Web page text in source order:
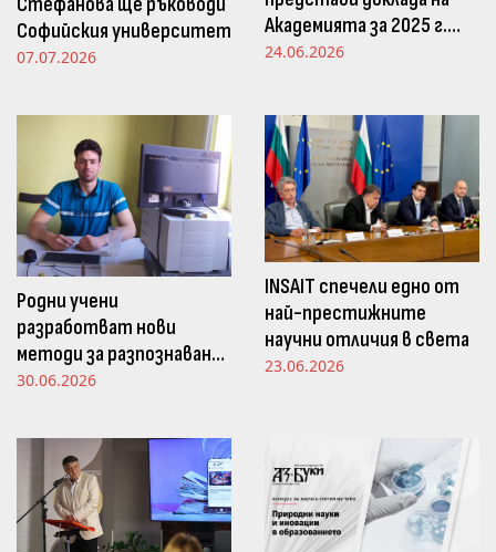
Софийския университет
07.07.2026
Академията за 2025 г.
пред Просветната
24.06.2026
Родни учени
разработват нови
методи за разпознаване
и следене на емоциите
погледа
30.06.2026
INSAIT спечели едно от
най-престижните
научни отличия в света
23.06.2026